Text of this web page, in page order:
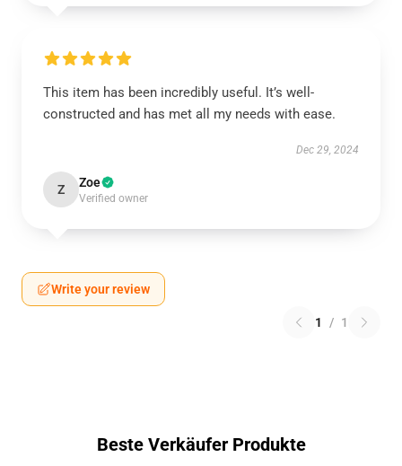
This item has been incredibly useful. It’s well-
constructed and has met all my needs with ease.
Dec 29, 2024
Z Zoe
Verified owner
Write your review
1 / 1
Beste Verkäufer Produkte